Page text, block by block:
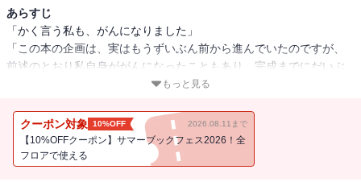
あらすじ
「かく言う私も、がんになりました」
「この本の企画は、実はもうずいぶん前から進んでいたのですが、
前述のとおり私自身ががんになったこともあり、完成までにだいぶ
時間がかかってしまいました。しかしながらそのおかげで、「万人
くなりました。がんと闘った経験によって、「役立つ情報」の中身
も、比べものにならないくらい濃くなったと考えています。」（本
文より）
もっと見る
クーポン対象 10%OFF 2026.08.11まで
【10%OFFクーポン】サマーブックフェス2026！全
フロアで使える
新刊通知